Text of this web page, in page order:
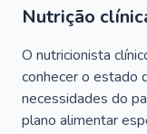
Nutrição
O nutricionista
conhecer o estado
necessidades do
plano alimentar